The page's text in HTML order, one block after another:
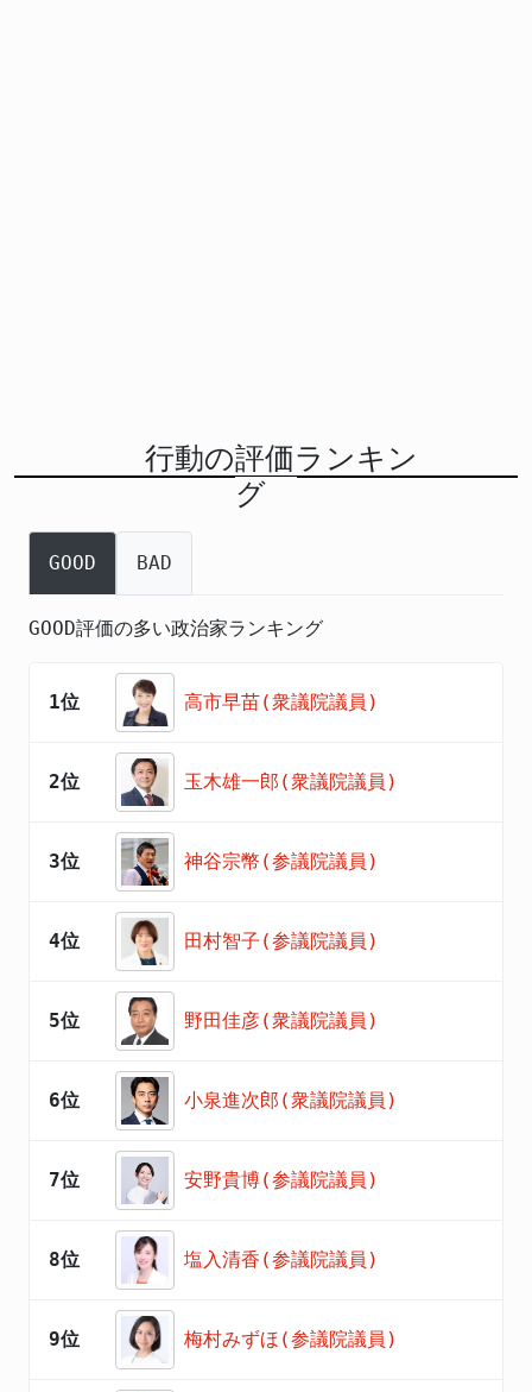
行動の評価ランキン
グ
GOOD BAD
GOOD評価の多い政治家ランキング
1位 高市早苗(衆議院議員)
2位 玉木雄一郎(衆議院議員)
3位 神谷宗幣(参議院議員)
4位 田村智子(参議院議員)
5位 野田佳彦(衆議院議員)
6位 小泉進次郎(衆議院議員)
7位 安野貴博(参議院議員)
8位 塩入清香(参議院議員)
9位 梅村みずほ(参議院議員)